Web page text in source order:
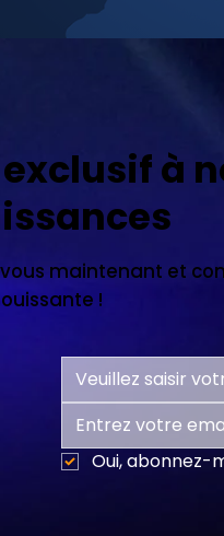
à
maintenant et
!
Oui, abonnez-